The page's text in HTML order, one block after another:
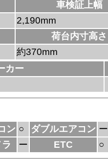
車検証上幅
2,190mm
荷台内寸高さ
約370mm
カー
ン ○ ダブルエアコン ー
ー ETC ○